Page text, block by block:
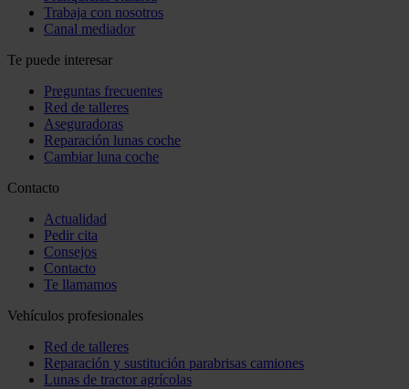
Trabaja con nosotros
Canal mediador
Te puede interesar
Preguntas frecuentes
Red de talleres
Aseguradoras
Reparación lunas coche
Cambiar luna coche
Contacto
Actualidad
Pedir cita
Consejos
Contacto
Te llamamos
Vehículos profesionales
Red de talleres
Reparación y sustitución parabrisas camiones
Lunas de tractor agrícolas